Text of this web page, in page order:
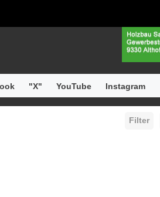
"X" YouTube Instagram
Filter